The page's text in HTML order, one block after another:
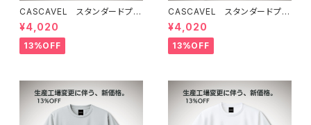
CASCAVEL スタンダードプラ
クティスシャツ ライトベージュ
¥4,020
13%OFF
CASCAVEL スタンダードプラ
クティスシャツ ライトブルー
¥4,020
13%OFF